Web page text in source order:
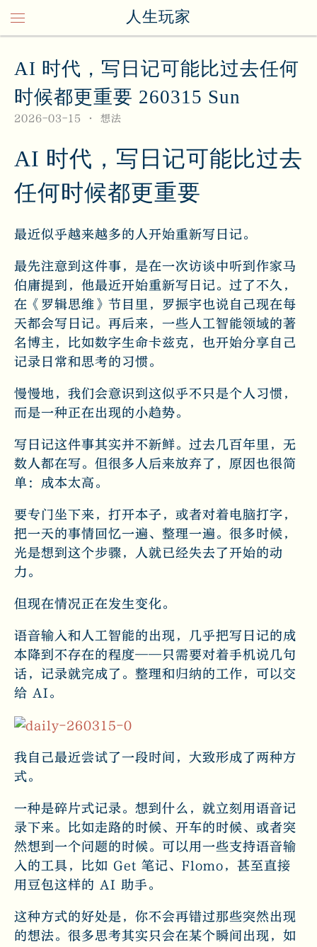
人生玩家
AI 时代，写日记可能比过去任何
时候都更重要 260315 Sun
2026-03-15 想法
AI 时代，写日记可能比过去
任何时候都更重要
最近似乎越来越多的人开始重新写日记。
最先注意到这件事，是在一次访谈中听到作家马
伯庸提到，他最近开始重新写日记。过了不久，
在《罗辑思维》节目里，罗振宇也说自己现在每
天都会写日记。再后来，一些人工智能领域的著
名博主，比如数字生命卡兹克，也开始分享自己
记录日常和思考的习惯。
慢慢地，我们会意识到这似乎不只是个人习惯，
而是一种正在出现的小趋势。
写日记这件事其实并不新鲜。过去几百年里，无
数人都在写。但很多人后来放弃了，原因也很简
单：成本太高。
要专门坐下来，打开本子，或者对着电脑打字，
把一天的事情回忆一遍、整理一遍。很多时候，
光是想到这个步骤，人就已经失去了开始的动
力。
但现在情况正在发生变化。
语音输入和人工智能的出现，几乎把写日记的成
本降到不存在的程度——只需要对着手机说几句
话，记录就完成了。整理和归纳的工作，可以交
给 AI。
我自己最近尝试了一段时间，大致形成了两种方
式。
一种是碎片式记录。想到什么，就立刻用语音记
录下来。比如走路的时候、开车的时候、或者突
然想到一个问题的时候。可以用一些支持语音输
入的工具，比如 Get 笔记、Flomo，甚至直接
用豆包这样的 AI 助手。
这种方式的好处是，你不会再错过那些突然出现
的想法。很多思考其实只会在某个瞬间出现，如